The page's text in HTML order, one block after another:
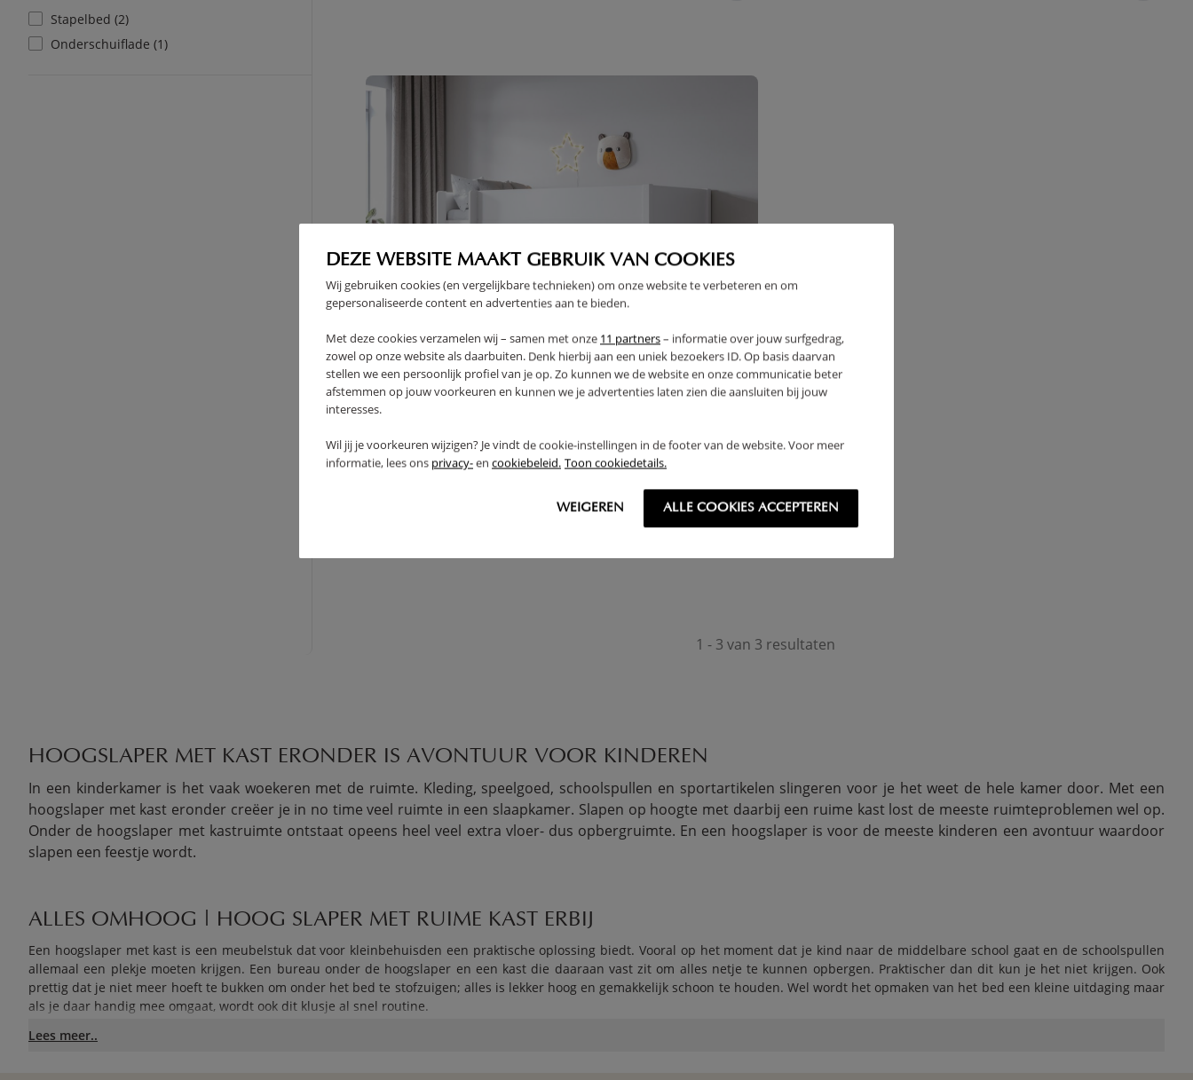
DEZE WEBSITE MAAKT GEBRUIK VAN COOKIES
Wij gebruiken cookies (en vergelijkbare technieken) om onze website te verbeteren en om
gepersonaliseerde content en advertenties aan te bieden.
Met deze cookies verzamelen wij – samen met onze 11 partners– informatie over jouw surfgedrag,
zowel op onze website als daarbuiten. Denk hierbij aan een uniek bezoekers ID. Op basis daarvan
stellen we een persoonlijk profiel van je op. Zo kunnen we de website en onze communicatie beter
afstemmen op jouw voorkeuren en kunnen we je advertenties laten zien die aansluiten bij jouw
interesses.
Wil jij je voorkeuren wijzigen? Je vindt de cookie-instellingen in de footer van de website. Voor meer
informatie, lees ons privacy-en cookiebeleid. Toon cookiedetails.
WEIGEREN ALLE COOKIES ACCEPTEREN
Stapelbed (2)
Onderschuiflade (1)
1 - 3 van 3 resultaten
HOOGSLAPER MET KAST ERONDER IS AVONTUUR VOOR KINDEREN
In een kinderkamer is het vaak woekeren met de ruimte. Kleding, speelgoed, schoolspullen en sportartikelen slingeren voor je het weet de hele kamer door. Met een
hoogslaper met kast eronder creëer je in no time veel ruimte in een slaapkamer. Slapen op hoogte met daarbij een ruime kast lost de meeste ruimteproblemen wel op.
Onder de hoogslaper met kastruimte ontstaat opeens heel veel extra vloer- dus opbergruimte. En een hoogslaper is voor de meeste kinderen een avontuur waardoor
slapen een feestje wordt.
ALLES OMHOOG | HOOG SLAPER MET RUIME KAST ERBIJ
Een hoogslaper met kast is een meubelstuk dat voor kleinbehuisden een praktische oplossing biedt. Vooral op het moment dat je kind naar de middelbare school gaat en de schoolspullen
allemaal een plekje moeten krijgen. Een bureau onder de hoogslaper en een kast die daaraan vast zit om alles netje te kunnen opbergen. Praktischer dan dit kun je het niet krijgen. Ook
prettig dat je niet meer hoeft te bukken om onder het bed te stofzuigen; alles is lekker hoog en gemakkelijk schoon te houden. Wel wordt het opmaken van het bed een kleine uitdaging maar
als je daar handig mee omgaat, wordt ook dit klusje al snel routine.
ALLES ONDER HANDBEREIK ALS JE HUISWERK MAAKT
Lees meer..